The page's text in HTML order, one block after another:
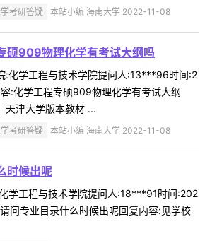
考研答疑 本站小编 海南大学 2022-11-08
硕909物理化学有考试大纲吗
:化学工程与技术学院提问人:13***96时间:2
:化学工程专硕909物理化学有考试大纲
天津大学版本教材 ...
考研答疑 本站小编 海南大学 2022-11-08
时候出呢
学工程与技术学院提问人:18***91时间:202
问专业目录什么时候出呢回复内容:见学校